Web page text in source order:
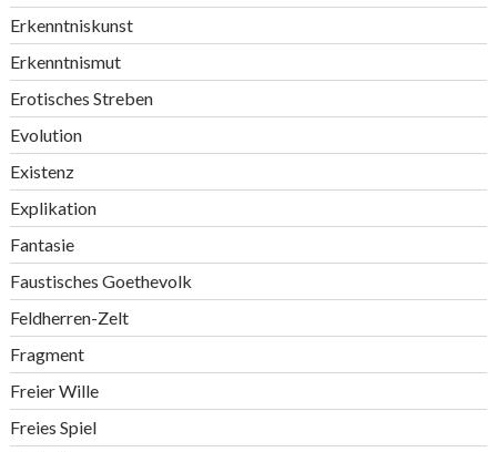
Erkenntniskunst
Erkenntnismut
Erotisches Streben
Evolution
Existenz
Explikation
Fantasie
Faustisches Goethevolk
Feldherren-Zelt
Fragment
Freier Wille
Freies Spiel